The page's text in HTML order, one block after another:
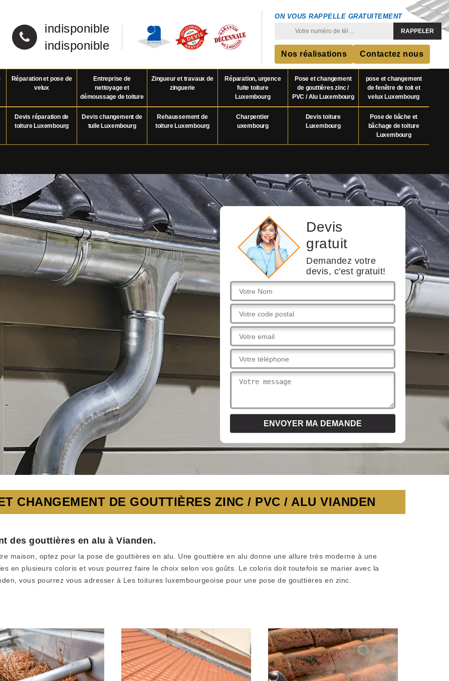
indisponible
indisponible
ON VOUS RAPPELLE GRATUITEMENT
Nos réalisations Contactez nous
Réparation et pose de
velux
Entreprise de
nettoyage et
démoussage de toiture
Zingueur et travaux de
zinguerie
Réparation, urgence
fuite toiture
Luxembourg
Pose et changement
de gouttières zinc /
PVC / Alu Luxembourg
pose et changement
de fenêtre de toit et
velux Luxembourg
Devis réparation de
toiture Luxembourg
Devis changement de
tuile Luxembourg
Rehaussement de
toiture Luxembourg
Charpentier
uxembourg
Devis toiture
Luxembourg
Pose de bâche et
bâchage de toiture
Luxembourg
Devis
gratuit
Demandez votre
devis, c'est gratuit!
CHANGEMENT DE GOUTTIÈRES ZINC / PVC / ALU VIANDEN
des gouttières en alu à Vianden.
maison, optez pour la pose de gouttières en alu. Une gouttière en alu donne une allure très moderne à une
en plusieurs coloris et vous pourrez faire le choix selon vos goûts. Le coloris doit toutefois se marier avec la
vous pourrez vous adresser à Les toitures luxembourgeoise pour une pose de gouttières en zinc.